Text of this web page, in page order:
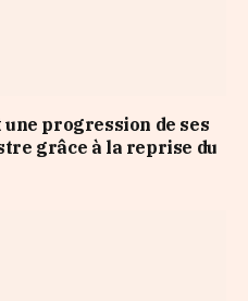
progression de ses
grâce à la reprise du